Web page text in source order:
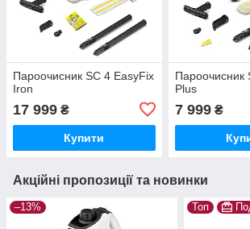
Пароочисник SC 4 EasyFix
Iron
17 999 ₴
Купити
Пароочисник
Plus
7 999₴
Акційні пропозиції та новинки
–13% Топ